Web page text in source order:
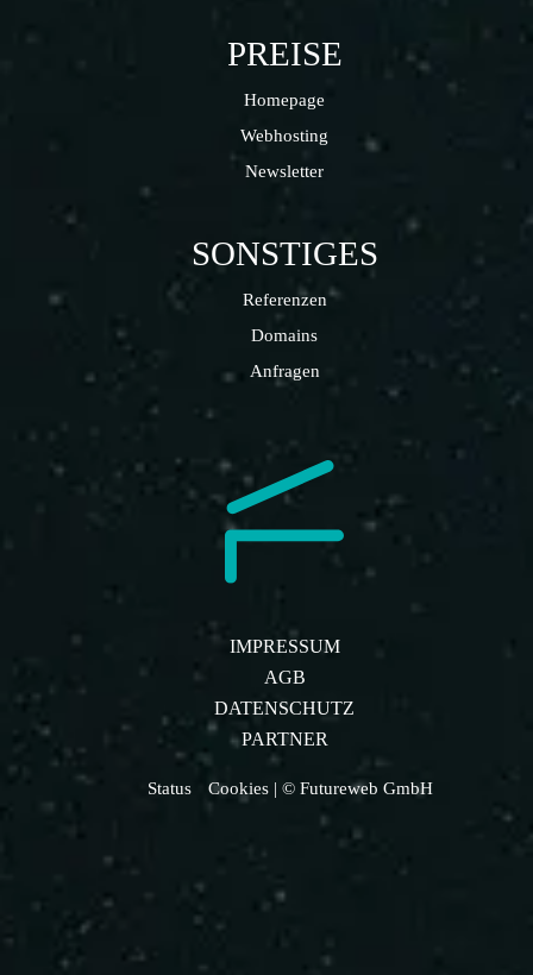
PREISE
Homepage
Webhosting
Newsletter
SONSTIGES
Referenzen
Domains
Anfragen
IMPRESSUM
AGB
DATENSCHUTZ
PARTNER
Status Cookies | © Futureweb GmbH